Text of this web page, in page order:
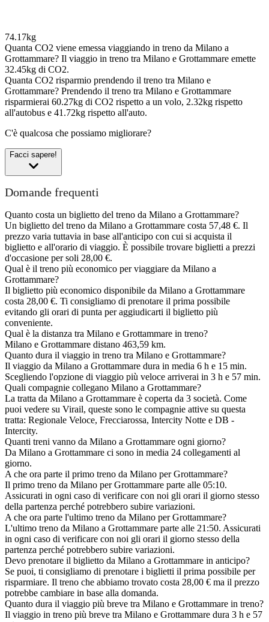
74.17kg
Quanta CO2 viene emessa viaggiando in treno da Milano a
Grottammare? Il viaggio in treno tra Milano e Grottammare emette
32.45kg di CO2.
Quanta CO2 risparmio prendendo il treno tra Milano e
Grottammare? Prendendo il treno tra Milano e Grottammare
risparmierai 60.27kg di CO2 rispetto a un volo, 2.32kg rispetto
all'autobus e 41.72kg rispetto all'auto.
C'è qualcosa che possiamo migliorare?
Facci sapere!
Domande frequenti
Quanto costa un biglietto del treno da Milano a Grottammare?
Un biglietto del treno da Milano a Grottammare costa 57,48 €. Il
prezzo varia tuttavia in base all'anticipo con cui si acquista il
biglietto e all'orario di viaggio. È possibile trovare biglietti a prezzi
d'occasione per soli 28,00 €.
Qual è il treno più economico per viaggiare da Milano a
Grottammare?
Il biglietto più economico disponibile da Milano a Grottammare
costa 28,00 €. Ti consigliamo di prenotare il prima possibile
evitando gli orari di punta per aggiudicarti il biglietto più
conveniente.
Qual è la distanza tra Milano e Grottammare in treno?
Milano e Grottammare distano 463,59 km.
Quanto dura il viaggio in treno tra Milano e Grottammare?
Il viaggio da Milano a Grottammare dura in media 6 h e 15 min.
Scegliendo l'opzione di viaggio più veloce arriverai in 3 h e 57 min.
Quali compagnie collegano Milano a Grottammare?
La tratta da Milano a Grottammare è coperta da 3 società. Come
puoi vedere su Virail, queste sono le compagnie attive su questa
tratta: Regionale Veloce, Frecciarossa, Intercity Notte e DB -
Intercity.
Quanti treni vanno da Milano a Grottammare ogni giorno?
Da Milano a Grottammare ci sono in media 24 collegamenti al
giorno.
A che ora parte il primo treno da Milano per Grottammare?
Il primo treno da Milano per Grottammare parte alle 05:10.
Assicurati in ogni caso di verificare con noi gli orari il giorno stesso
della partenza perché potrebbero subire variazioni.
A che ora parte l'ultimo treno da Milano per Grottammare?
L'ultimo treno da Milano a Grottammare parte alle 21:50. Assicurati
in ogni caso di verificare con noi gli orari il giorno stesso della
partenza perché potrebbero subire variazioni.
Devo prenotare il biglietto da Milano a Grottammare in anticipo?
Se puoi, ti consigliamo di prenotare i biglietti il prima possibile per
risparmiare. Il treno che abbiamo trovato costa 28,00 € ma il prezzo
potrebbe cambiare in base alla domanda.
Quanto dura il viaggio più breve tra Milano e Grottammare in treno?
Il viaggio in treno più breve tra Milano e Grottammare dura 3 h e 57